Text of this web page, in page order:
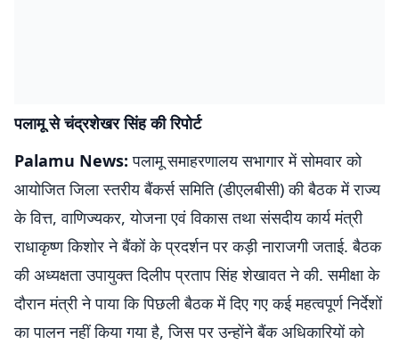
पलामू से चंद्रशेखर सिंह की रिपोर्ट
Palamu News:पलामू समाहरणालय सभागार में सोमवार को
आयोजित जिला स्तरीय बैंकर्स समिति (डीएलबीसी) की बैठक में राज्य
के वित्त, वाणिज्यकर, योजना एवं विकास तथा संसदीय कार्य मंत्री
राधाकृष्ण किशोर ने बैंकों के प्रदर्शन पर कड़ी नाराजगी जताई. बैठक
की अध्यक्षता उपायुक्त दिलीप प्रताप सिंह शेखावत ने की. समीक्षा के
दौरान मंत्री ने पाया कि पिछली बैठक में दिए गए कई महत्वपूर्ण निर्देशों
का पालन नहीं किया गया है, जिस पर उन्होंने बैंक अधिकारियों को